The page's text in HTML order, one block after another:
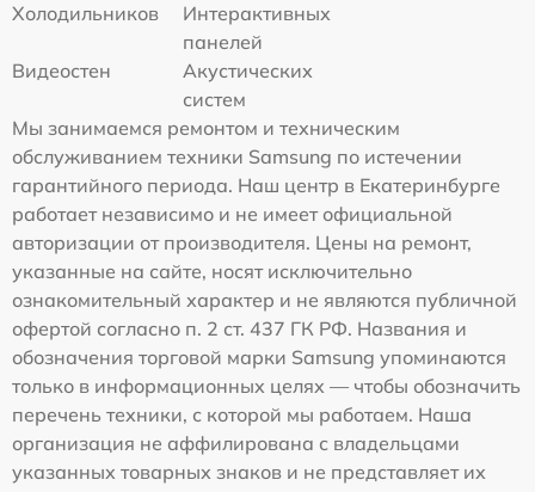
Холодильников
Интерактивных
панелей
Видеостен
Акустических
систем
Мы занимаемся ремонтом и техническим
обслуживанием техники Samsung по истечении
гарантийного периода. Наш центр в Екатеринбурге
работает независимо и не имеет официальной
авторизации от производителя. Цены на ремонт,
указанные на сайте, носят исключительно
ознакомительный характер и не являются публичной
офертой согласно п. 2 ст. 437 ГК РФ. Названия и
обозначения торговой марки Samsung упоминаются
только в информационных целях — чтобы обозначить
перечень техники, с которой мы работаем. Наша
организация не аффилирована с владельцами
указанных товарных знаков и не представляет их